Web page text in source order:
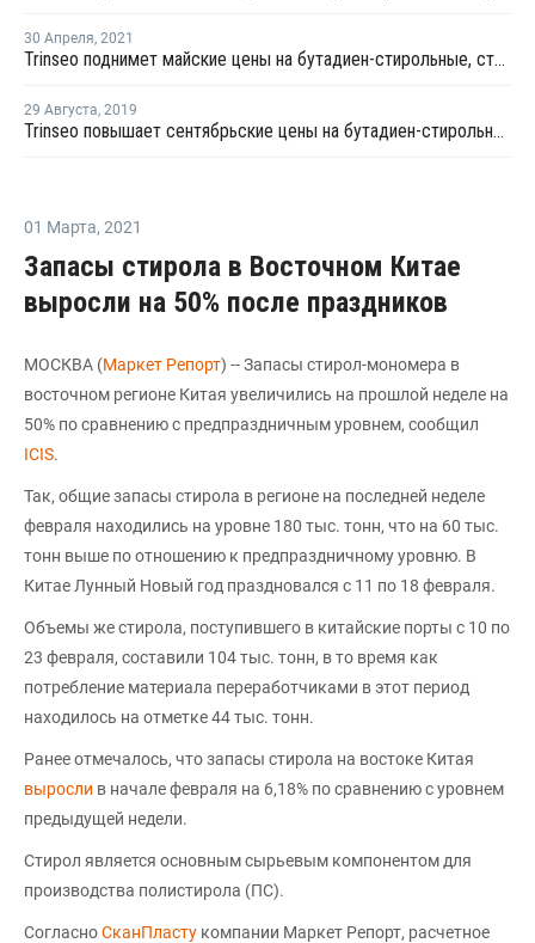
30 Апреля, 2021
Trinseo поднимет майские цены на бутадиен-стирольные, стирол-акриловые латексы для Северной Америки
29 Августа, 2019
Trinseo повышает сентябрьские цены на бутадиен-стирольные латексы для стран Северной Америки
01 Марта, 2021
Запасы стирола в Восточном Китае
выросли на 50% после праздников
МОСКВА (Маркет Репорт) -- Запасы стирол-мономера в
восточном регионе Китая увеличились на прошлой неделе на
50% по сравнению с предпраздничным уровнем, сообщил
ICIS.
Так, общие запасы стирола в регионе на последней неделе
февраля находились на уровне 180 тыс. тонн, что на 60 тыс.
тонн выше по отношению к предпраздничному уровню. В
Китае Лунный Новый год праздновался с 11 по 18 февраля.
Объемы же стирола, поступившего в китайские порты с 10 по
23 февраля, составили 104 тыс. тонн, в то время как
потребление материала переработчиками в этот период
находилось на отметке 44 тыс. тонн.
Ранее отмечалось, что запасы стирола на востоке Китая
выросли в начале февраля на 6,18% по сравнению с уровнем
предыдущей недели.
Стирол является основным сырьевым компонентом для
производства полистирола (ПС).
СогласноСканПласту компании Маркет Репорт, расчетное